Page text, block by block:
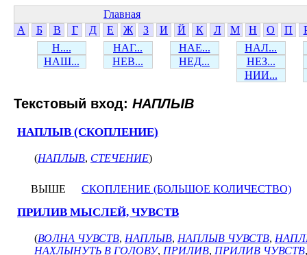
Главная
А
Б В Г Д Е Ж З И Й К Л М Н О П
Н....
НАГ... НАЕ...
НАЛ...
НАШ...
НЕВ... НЕД...
НЕЗ...
НИИ...
Текстовый вход: НАПЛЫВ
НАПЛЫВ (СКОПЛЕНИЕ)
(НАПЛЫВ, СТЕЧЕНИЕ)
ВЫШЕ СКОПЛЕНИЕ (БОЛЬШОЕ КОЛИЧЕСТВО)
ПРИЛИВ МЫСЛЕЙ, ЧУВСТВ
(ВОЛНА ЧУВСТВ, НАПЛЫВ, НАПЛЫВ ЧУВСТВ,
НАХЛЫНУТЬ В ГОЛОВУ, ПРИЛИВ, ПРИЛИВ ЧУВСТВ